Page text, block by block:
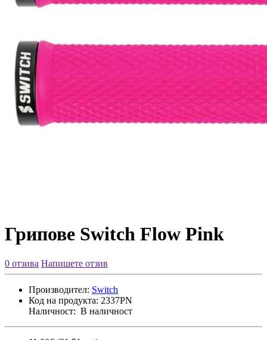
Грипове Switch Flow Pink
0 отзива Напишете отзив
Производител: Switch
Код на продукта: 2337PN
Наличност: В наличност